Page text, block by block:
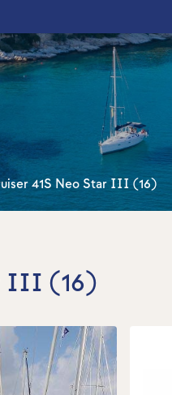
41S Neo Star III (16)
III (16)